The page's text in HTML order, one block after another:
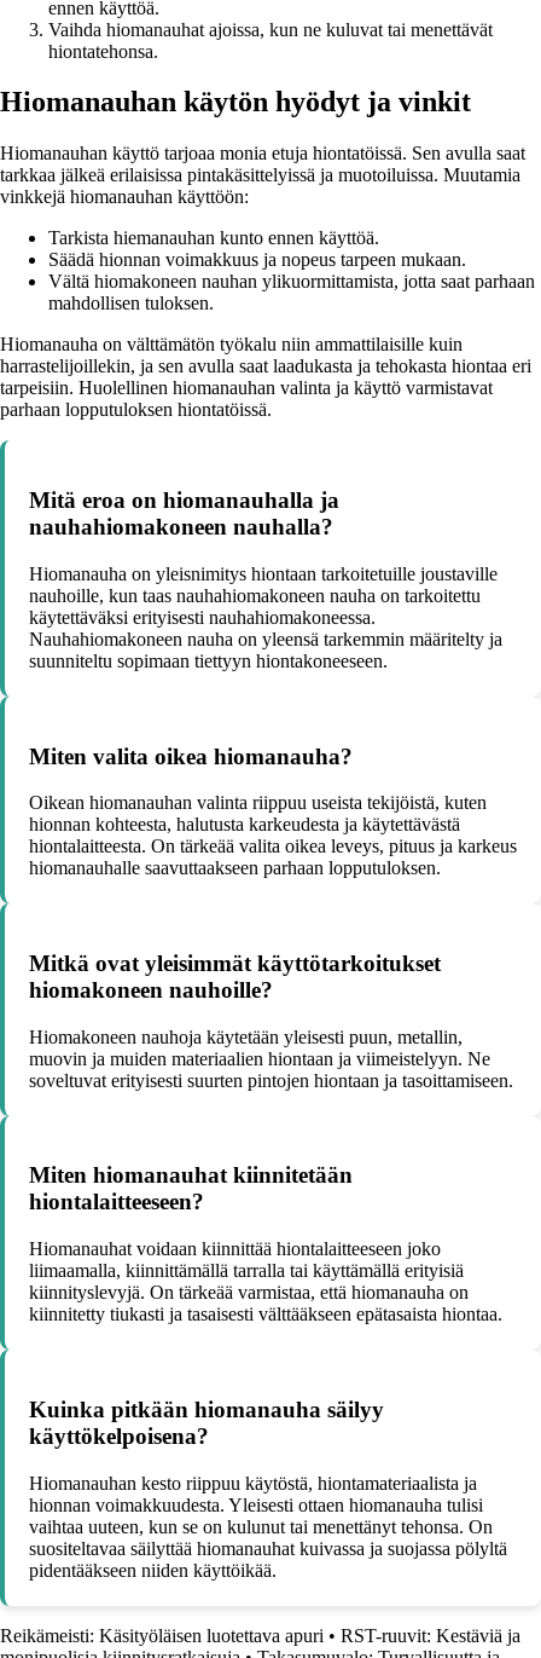
ennen käyttöä.
Vaihda hiomanauhat ajoissa, kun ne kuluvat tai menettävät
hiontatehonsa.
Hiomanauhan käytön hyödyt ja vinkit
Hiomanauhan käyttö tarjoaa monia etuja hiontatöissä. Sen avulla saat
tarkkaa jälkeä erilaisissa pintakäsittelyissä ja muotoiluissa. Muutamia
vinkkejä hiomanauhan käyttöön:
Tarkista hiemanauhan kunto ennen käyttöä.
Säädä hionnan voimakkuus ja nopeus tarpeen mukaan.
Vältä hiomakoneen nauhan ylikuormittamista, jotta saat parhaan
mahdollisen tuloksen.
Hiomanauha on välttämätön työkalu niin ammattilaisille kuin
harrastelijoillekin, ja sen avulla saat laadukasta ja tehokasta hiontaa eri
tarpeisiin. Huolellinen hiomanauhan valinta ja käyttö varmistavat
parhaan lopputuloksen hiontatöissä.
Mitä eroa on hiomanauhalla ja
nauhahiomakoneen nauhalla?
Hiomanauha on yleisnimitys hiontaan tarkoitetuille joustaville
nauhoille, kun taas nauhahiomakoneen nauha on tarkoitettu
käytettäväksi erityisesti nauhahiomakoneessa.
Nauhahiomakoneen nauha on yleensä tarkemmin määritelty ja
suunniteltu sopimaan tiettyyn hiontakoneeseen.
Miten valita oikea hiomanauha?
Oikean hiomanauhan valinta riippuu useista tekijöistä, kuten
hionnan kohteesta, halutusta karkeudesta ja käytettävästä
hiontalaitteesta. On tärkeää valita oikea leveys, pituus ja karkeus
hiomanauhalle saavuttaakseen parhaan lopputuloksen.
Mitkä ovat yleisimmät käyttötarkoitukset
hiomakoneen nauhoille?
Hiomakoneen nauhoja käytetään yleisesti puun, metallin,
muovin ja muiden materiaalien hiontaan ja viimeistelyyn. Ne
soveltuvat erityisesti suurten pintojen hiontaan ja tasoittamiseen.
Miten hiomanauhat kiinnitetään
hiontalaitteeseen?
Hiomanauhat voidaan kiinnittää hiontalaitteeseen joko
liimaamalla, kiinnittämällä tarralla tai käyttämällä erityisiä
kiinnityslevyjä. On tärkeää varmistaa, että hiomanauha on
kiinnitetty tiukasti ja tasaisesti välttääkseen epätasaista hiontaa.
Kuinka pitkään hiomanauha säilyy
käyttökelpoisena?
Hiomanauhan kesto riippuu käytöstä, hiontamateriaalista ja
hionnan voimakkuudesta. Yleisesti ottaen hiomanauha tulisi
vaihtaa uuteen, kun se on kulunut tai menettänyt tehonsa. On
suositeltavaa säilyttää hiomanauhat kuivassa ja suojassa pölyltä
pidentääkseen niiden käyttöikää.
Reikämeisti: Käsityöläisen luotettava apuri • RST-ruuvit: Kestäviä ja